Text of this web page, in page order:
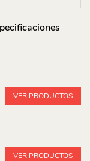
VER PRODUCTOS
VER PRODUCTOS